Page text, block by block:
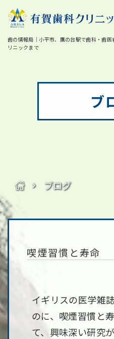
歯の情報局｜小平市、鷹の台駅で歯科・歯
リニックまで
ブ
ブログ
喫煙習慣と寿命
イギリスの医学雑
のに、喫煙習慣と
て、興味深い研究